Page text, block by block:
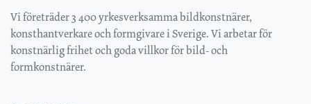
Vi företräder 3 400 yrkesverksamma bildkonstnärer,
konsthantverkare och formgivare i Sverige. Vi arbetar för
konstnärlig frihet och goda villkor för bild- och
formkonstnärer.